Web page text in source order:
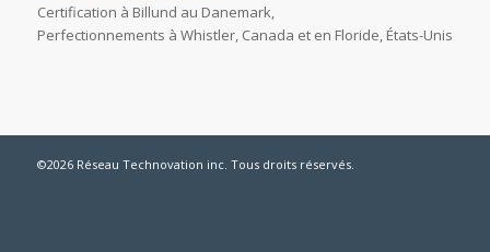
Certification à Billund au Danemark,
Perfectionnements à Whistler, Canada et en Floride, États-Unis
©2026 Réseau Technovation inc. Tous droits réservés.